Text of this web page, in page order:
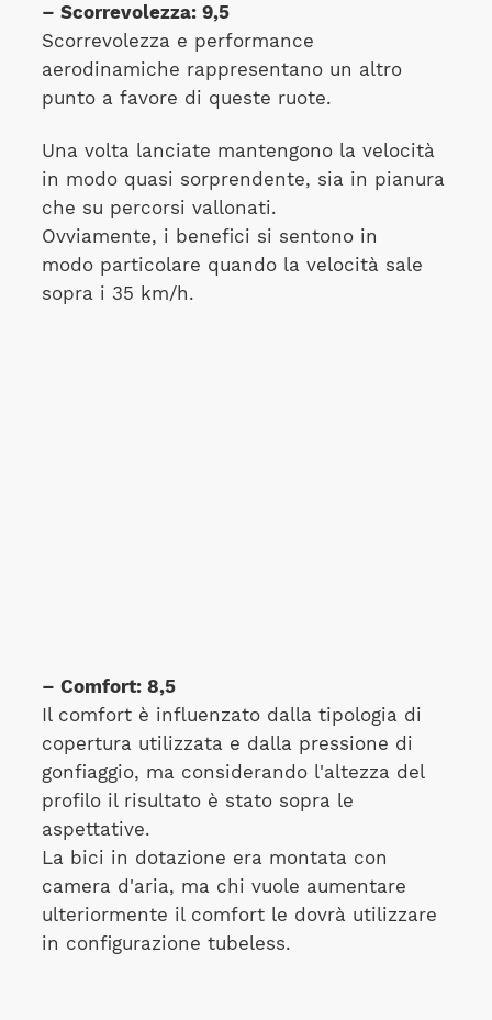
– Scorrevolezza: 9,5
Scorrevolezza e performance
aerodinamiche rappresentano un altro
punto a favore di queste ruote.
Una volta lanciate mantengono la velocità
in modo quasi sorprendente, sia in pianura
che su percorsi vallonati.
Ovviamente, i benefici si sentono in
modo particolare quando la velocità sale
sopra i 35 km/h.
– Comfort: 8,5
Il comfort è influenzato dalla tipologia di
copertura utilizzata e dalla pressione di
gonfiaggio, ma considerando l'altezza del
profilo il risultato è stato sopra le
aspettative.
La bici in dotazione era montata con
camera d'aria, ma chi vuole aumentare
ulteriormente il comfort le dovrà utilizzare
in configurazione tubeless.